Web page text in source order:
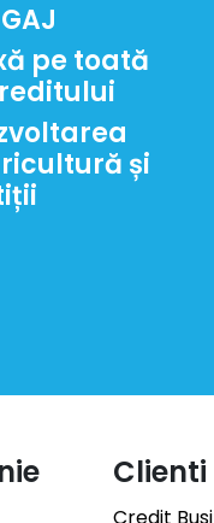
pe toată
și
Clienti